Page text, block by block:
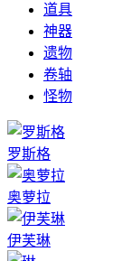
道具
神器
遗物
卷轴
怪物
罗斯格
奥萝拉
伊芙琳